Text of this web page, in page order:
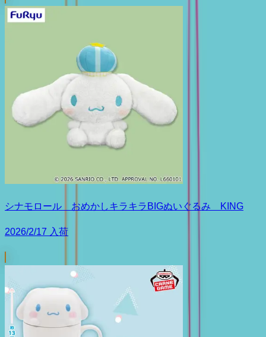
シナモロール おめかしキラキラBIGぬいぐるみ KING
2026/2/17 入荷